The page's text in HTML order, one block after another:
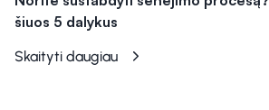
šiuos 5 dalykus
Skaityti daugiau